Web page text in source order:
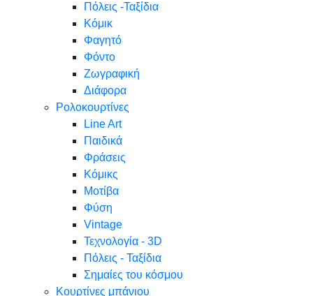
Πόλεις -Ταξίδια
Κόμικ
Φαγητό
Φόντο
Ζωγραφική
Διάφορα
Ρολοκουρτίνες
Line Art
Παιδικά
Φράσεις
Κόμικς
Μοτίβα
Φύση
Vintage
Τεχνολογία - 3D
Πόλεις - Ταξίδια
Σημαίες του κόσμου
Κουρτίνες μπάνιου